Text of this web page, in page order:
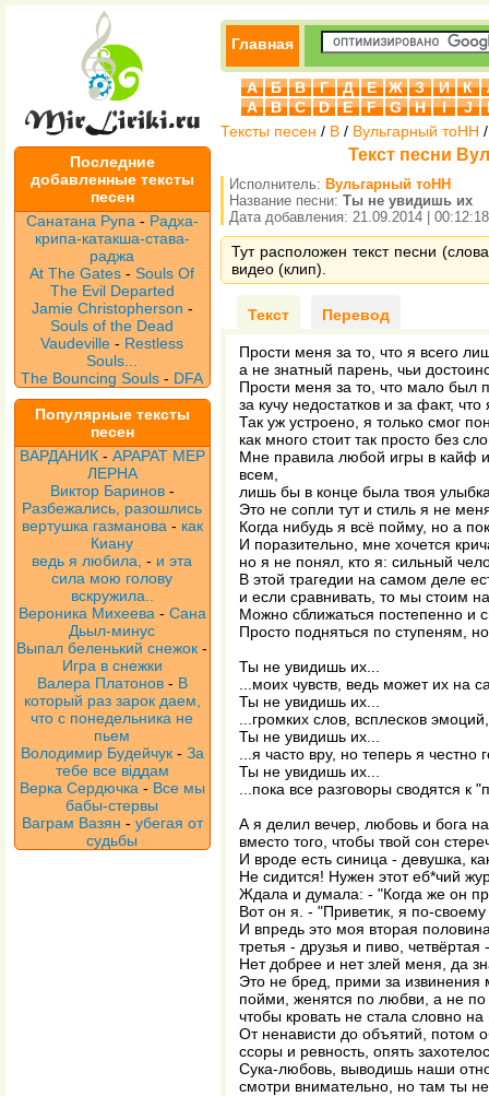
Последние
добавленные тексты
песен
Санатана Рупа - Радха-
крипа-катакша-става-
раджа
At The Gates -Souls Of
The Evil Departed
Jamie Christopherson -
Souls of the Dead
Vaudeville- Restless
Souls...
The Bouncing Souls - DFA
Популярные тексты
песен
ВАРДАНИК - АРАРАТ МЕР
ЛЕРНА
Виктор Баринов -
Разбежались, разошлись
вертушка газманова - как
Киану
ведь я любила, - и эта
сила мою голову
вскружила..
Вероника Михеева - Сана
Дьыл-минус
Выпал беленький снежок -
Игра в снежки
Валера Платонов - В
который раз зарок даем,
что с понедельника не
пьем
Володимир Будейчук - За
тебе все віддам
Верка Сердючка - Все мы
бабы-стервы
Ваграм Вазян - убегая от
судьбы
Главная
А Б В Г Д Е Ж З И К
A
B C D E F G H I J
Тексты песен / В / Вульгарный тоНН
Текст песни
Исполнитель: Вульгарный тоНН
Название песни: Ты не увидишь их
Дата добавления: 21.09.2014 | 00:12:18
Тут расположен текст песни
видео (клип).
Текст Перевод
Прости меня за то, что я всего
а не знатный парень, чьи
Прости меня за то, что мало был
за кучу недостатков и за факт,
Так уж устроено, я только смог
как много стоит так просто без
Мне правила любой игры в кайф и
всем,
лишь бы в конце была твоя
Это не сопли тут и стиль я не
Когда нибудь я всё пойму, но а
И поразительно, мне хочется
но я не понял, кто я: сильный
В этой трагедии на самом деле
и если сравнивать, то мы стоим
Можно сближаться постепенно и
Просто подняться по ступеням,
Ты не увидишь их...
...моих чувств, ведь может их на
Ты не увидишь их...
...громких слов, всплесков
Ты не увидишь их...
...я часто вру, но теперь я честно
Ты не увидишь их...
...пока все разговоры сводятся к
А я делил вечер, любовь и бога
вместо того, чтобы твой сон
И вроде есть синица - девушка,
Не сидится! Нужен этот еб*чий
Ждала и думала: - "Когда же он
Вот он я. - "Приветик, я по-
И впредь это моя вторая
третья - друзья и пиво, четвёртая
Нет добрее и нет злей меня, да
Это не бред, прими за извинения
пойми, женятся по любви, а не
чтобы кровать не стала словно
От ненависти до объятий, потом
ссоры и ревность, опять
Сука-любовь, выводишь наши
смотри внимательно, но там ты